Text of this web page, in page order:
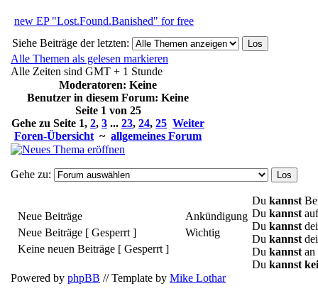
new EP "Lost.Found.Banished" for free
Siehe Beiträge der letzten:
Alle Themen als gelesen markieren
Alle Zeiten sind GMT + 1 Stunde
Moderatoren: Keine
Benutzer in diesem Forum: Keine
Seite 1 von 25
Gehe zu Seite 1, 2, 3 ... 23, 24, 25 Weiter
Foren-Übersicht ~ allgemeines Forum
Gehe zu:
Neue Beiträge
Ankündigung
Neue Beiträge [ Gesperrt ]
Wichtig
Keine neuen Beiträge [ Gesperrt ]
Du kannst
Du kannst
Du kannst
Du kannst
Du kannst
Du kannst
Powered by phpBB // Template by Mike Lothar